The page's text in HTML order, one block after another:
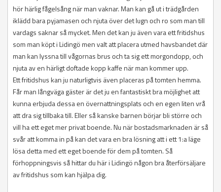
hör härlig fågelsång när man vaknar. Man kan gå ut i trädgården
iklädd bara pyjamasen och njuta över det lugn och ro som man till
vardags saknar så mycket. Men det kan ju även vara ett fritidshus
som man köpt i Lidingö men valt att placera utmed havsbandet där
man kan lyssna till vågornas brus och ta sig ett morgondopp, och
njuta av en härligt doftade kopp kaffe när man kommer upp.
Ett fritidshus kan ju naturligtvis även placeras på tomten hemma.
Får man långväga gäster är det ju en fantastiskt bra möjlighet att
kunna erbjuda dessa en övernattningsplats och en egen liten vrå
att dra sig tillbaka till. Eller så kanske barnen börjar bli större och
vill ha ett eget mer privat boende. Nu när bostadsmarknaden är så
svår att komma in på kan det vara en bra lösning att i ett 1:a läge
lösa detta med ett eget boende för dem på tomten. Så
förhoppningsvis så hittar du här i Lidingö någon bra återförsäljare
av fritidshus som kan hjälpa dig.